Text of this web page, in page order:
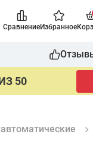
СравнениеИзбранное
50